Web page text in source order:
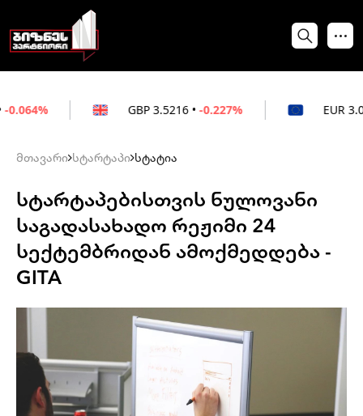
3.5216 -0.227% 3.0212 -0.172%
მთავარი სტარტაპი სტატია
სტარტაპებისთვის ნულოვანი
საგადასახადო რეჟიმი 24
სექტემბრიდან ამოქმედდება -
GITA